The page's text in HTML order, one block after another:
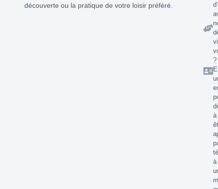
découverte ou la pratique de votre loisir préféré.
?
à
à